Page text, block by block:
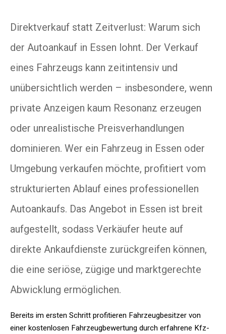
Direktverkauf statt Zeitverlust: Warum sich
der Autoankauf in Essen lohnt. Der Verkauf
eines Fahrzeugs kann zeitintensiv und
unübersichtlich werden – insbesondere, wenn
private Anzeigen kaum Resonanz erzeugen
oder unrealistische Preisverhandlungen
dominieren. Wer ein Fahrzeug in Essen oder
Umgebung verkaufen möchte, profitiert vom
strukturierten Ablauf eines professionellen
Autoankaufs. Das Angebot in Essen ist breit
aufgestellt, sodass Verkäufer heute auf
direkte Ankaufdienste zurückgreifen können,
die eine seriöse, zügige und marktgerechte
Abwicklung ermöglichen.
Bereits im ersten Schritt profitieren Fahrzeugbesitzer von
einer kostenlosen Fahrzeugbewertung durch erfahrene Kfz-